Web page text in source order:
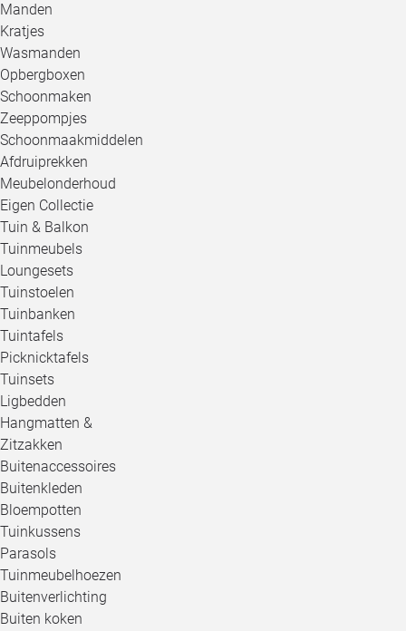
Manden
Kratjes
Wasmanden
Opbergboxen
Schoonmaken
Zeeppompjes
Schoonmaakmiddelen
Afdruiprekken
Meubelonderhoud
Eigen Collectie
Tuin & Balkon
Tuinmeubels
Loungesets
Tuinstoelen
Tuinbanken
Tuintafels
Picknicktafels
Tuinsets
Ligbedden
Hangmatten &
Zitzakken
Buitenaccessoires
Buitenkleden
Bloempotten
Tuinkussens
Parasols
Tuinmeubelhoezen
Buitenverlichting
Buiten koken